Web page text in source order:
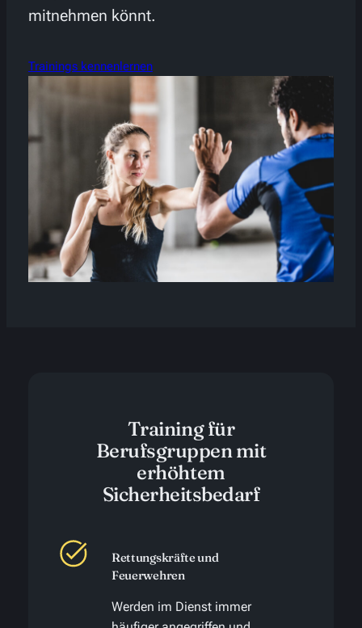
mitnehmen könnt.
Trainings kennenlernen
Training für
Berufsgruppen mit
erhöhtem
Sicherheitsbedarf
Rettungskräfte und
Feuerwehren
Werden im Dienst immer